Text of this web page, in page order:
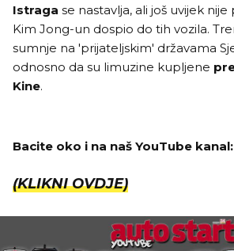
Istraga se nastavlja, ali još uvijek
Kim Jong-un dospio do tih vozila.
sumnje na 'prijateljskim' državama
odnosno da su limuzine kupljene
Kine.
Bacite oko i na naš YouTube kanal:
(KLIKNI OVDJE)